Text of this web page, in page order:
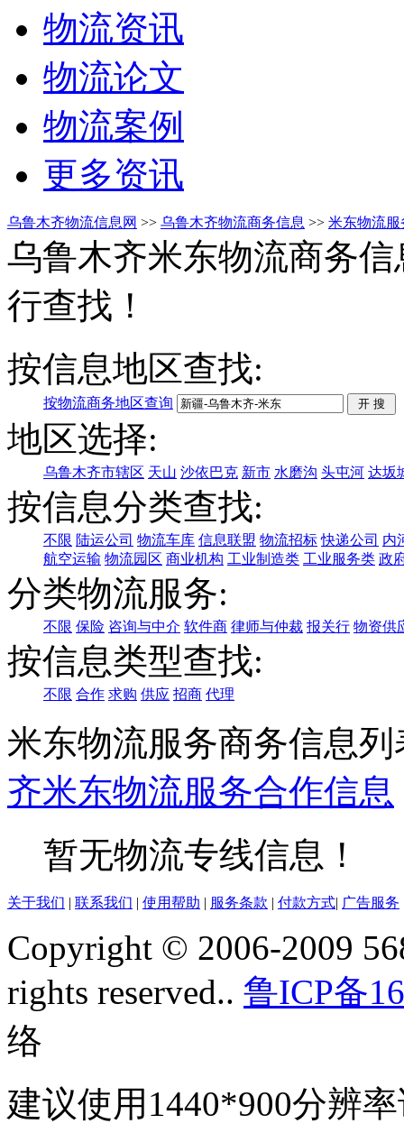
物流资讯
物流论文
物流案例
更多资讯
乌鲁木齐物流信息网 >> 乌鲁木齐物流商务信息 >> 米东物流
乌鲁木齐米东物流商务信
行查找！
按信息地区查找:
按物流商务地区查询
地区选择:
乌鲁木齐市辖区 天山 沙依巴克 新市 水磨沟 头屯河 达坂
按信息分类查找:
不限 陆运公司 物流车库 信息联盟 物流招标 快递公司 内
航空运输 物流园区 商业机构 工业制造类 工业服务类 政
分类物流服务:
不限 保险 咨询与中介 软件商 律师与仲裁 报关行 物资供
按信息类型查找:
不限 合作 求购 供应 招商 代理
米东物流服务商务信息列
齐米东物流服务合作信息
暂无物流专线信息！
关于我们 | 联系我们 | 使用帮助 | 服务条款 | 付款方式| 广告服务
Copyright © 2006-2009
rights reserved.. 鲁ICP备
络
建议使用1440*900分辨